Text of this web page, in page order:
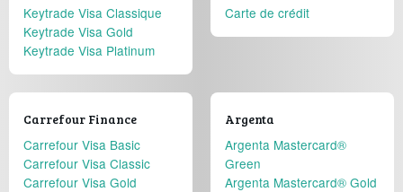
Keytrade Visa Classique
Keytrade Visa Gold
Keytrade Visa Platinum
Carte de crédit
Carrefour Finance
Carrefour Visa Basic
Carrefour Visa Classic
Carrefour Visa Gold
Argenta
Argenta Mastercard®
Green
Argenta Mastercard® Gold